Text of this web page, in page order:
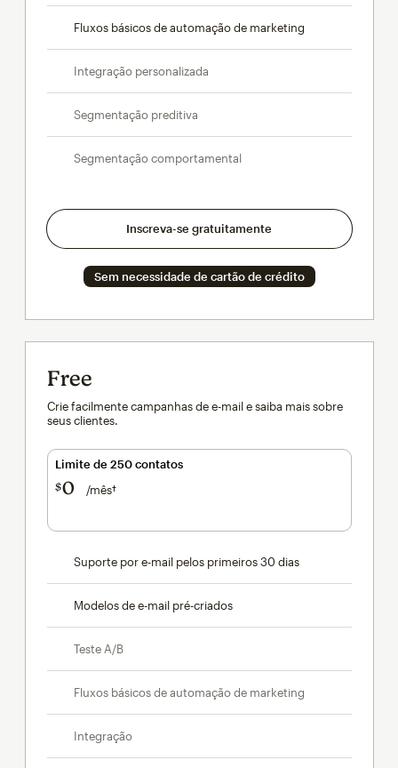
Fluxos básicos de automação de marketing
Integração personalizada
Segmentação preditiva
Segmentação comportamental
Inscreva-se gratuitamente
Sem necessidade de cartão de crédito
Free
Crie facilmente campanhas de e-mail e saiba mais sobre
seus clientes.
Limite de 250 contatos
$0 /mês†
Suporte por e-mail pelos primeiros 30 dias
Modelos de e-mail pré-criados
Teste A/B
Fluxos básicos de automação de marketing
Integração